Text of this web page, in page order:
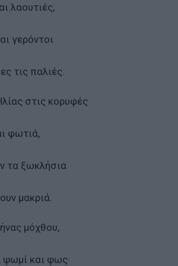
λαουτιές,
γερόντοι
τις παλιές.
στις κορυφές
φωτιά,
τα ξωκλήσια
μακριά.
μόχθου,
ψωμί και φως·